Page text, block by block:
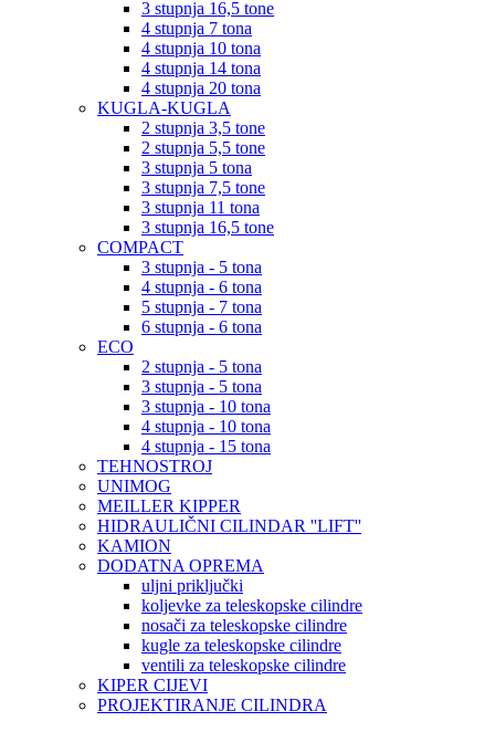
3 stupnja 16,5 tone
4 stupnja 7 tona
4 stupnja 10 tona
4 stupnja 14 tona
4 stupnja 20 tona
KUGLA-KUGLA
2 stupnja 3,5 tone
2 stupnja 5,5 tone
3 stupnja 5 tona
3 stupnja 7,5 tone
3 stupnja 11 tona
3 stupnja 16,5 tone
COMPACT
3 stupnja - 5 tona
4 stupnja - 6 tona
5 stupnja - 7 tona
6 stupnja - 6 tona
ECO
2 stupnja - 5 tona
3 stupnja - 5 tona
3 stupnja - 10 tona
4 stupnja - 10 tona
4 stupnja - 15 tona
TEHNOSTROJ
UNIMOG
MEILLER KIPPER
HIDRAULIČNI CILINDAR ''LIFT''
KAMION
DODATNA OPREMA
uljni priključki
koljevke za teleskopske cilindre
nosači za teleskopske cilindre
kugle za teleskopske cilindre
ventili za teleskopske cilindre
KIPER CIJEVI
PROJEKTIRANJE CILINDRA